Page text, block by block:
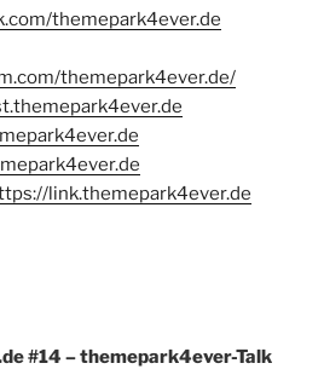
themepark4ever.de
themepark4ever.de/
link.themepark4ever.de
#14 – themepark4ever-Talk